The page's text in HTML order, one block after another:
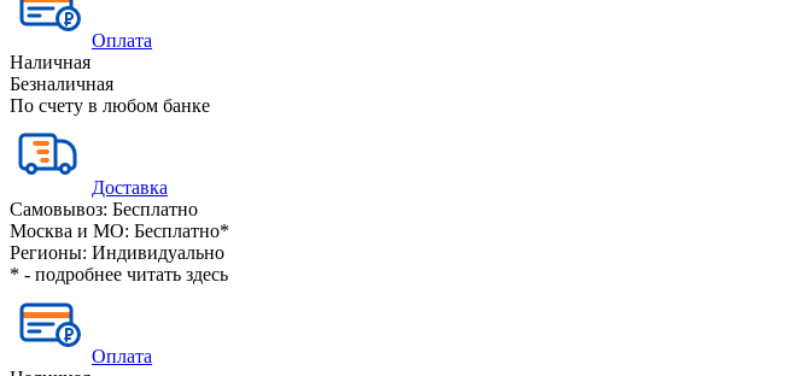
Оплата
Наличная
Безналичная
По счету в любом банке
Доставка
Самовывоз: Бесплатно
Москва и МО: Бесплатно*
Регионы: Индивидуально
* - подробнее читать здесь
Оплата